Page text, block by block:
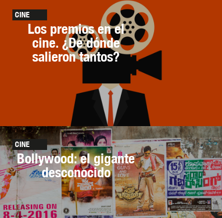
CINE
Los premios en el
cine. ¿De dónde
salieron tantos?
CINE
Bollywood: el gigante
desconocido